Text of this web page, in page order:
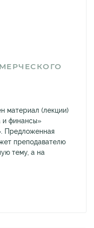
материал (лекции)
и финансы»
Предложенная
преподавателю
тему, а на